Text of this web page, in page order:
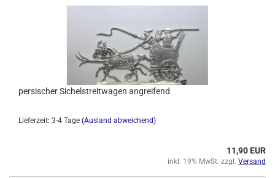
persischer Sichelstreitwagen angreifend
Lieferzeit: 3-4 Tage (Ausland abweichend)
11,90 EUR
inkl. 19% MwSt. zzgl. Versand